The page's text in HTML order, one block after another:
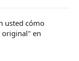
usted cómo
original" en